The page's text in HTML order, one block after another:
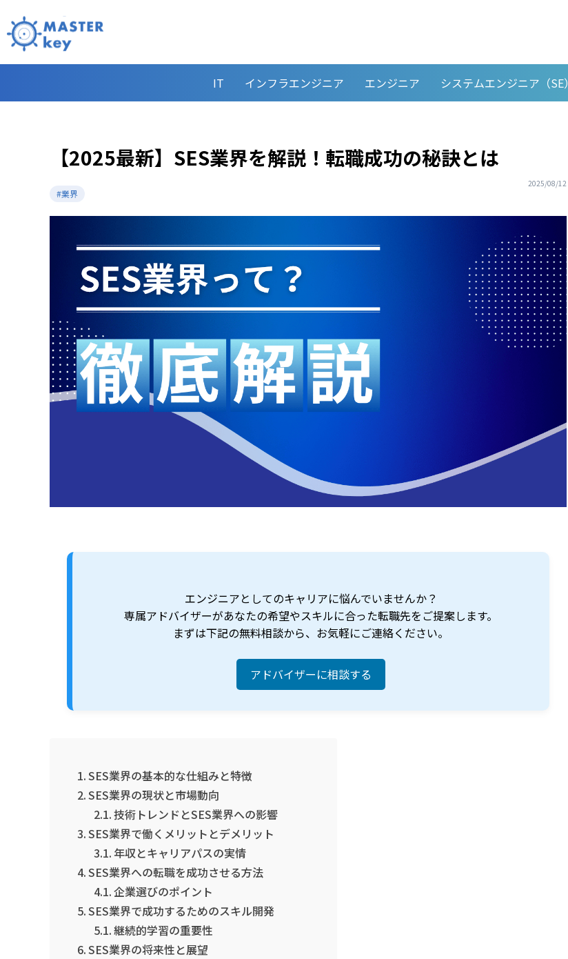
IT インフラエンジニア エンジニア システムエンジニア（SE）
【2025最新】SES業界を解説！転職成功の秘訣とは
#業界
2025/08/12
エンジニアとしてのキャリアに悩んでいませんか？
専属アドバイザーがあなたの希望やスキルに合った転職先をご提案します。
まずは下記の無料相談から、お気軽にご連絡ください。
アドバイザーに相談する
SES業界の基本的な仕組みと特徴
SES業界の現状と市場動向
技術トレンドとSES業界への影響
SES業界で働くメリットとデメリット
年収とキャリアパスの実情
SES業界への転職を成功させる方法
企業選びのポイント
SES業界で成功するためのスキル開発
継続的学習の重要性
SES業界の将来性と展望